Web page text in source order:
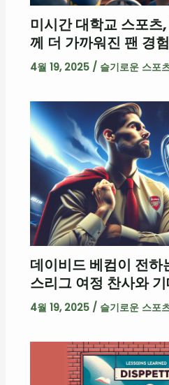
미시간 대학교 스포
께 더 가까워진 팬 경험
4월 19, 2025 / 슬기로운 스포
데이비드 베컴이 전하
스리그 여정 찬사와 기
4월 19, 2025 / 슬기로운 스포